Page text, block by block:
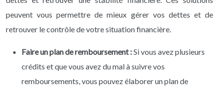
peuvent vous permettre de mieux gérer vos dettes et de
retrouver le contrôle de votre situation financière.
Faire un plan de remboursement :Si vous avez plusieurs
crédits et que vous avez du mal à suivre vos
remboursements, vous pouvez élaborer un plan de